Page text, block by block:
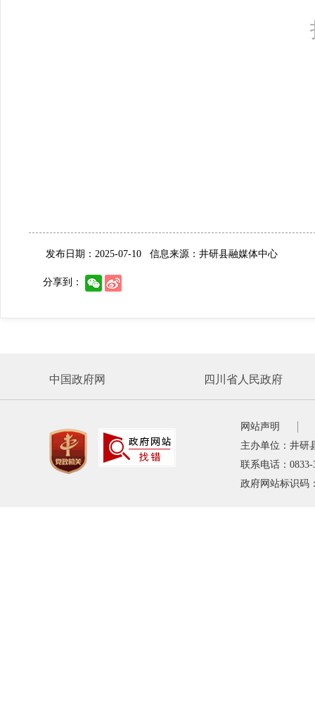
发布日期：2025-07-10 信息来源：井研县融媒体中心
分享到：
中国政府网 四川省人民政府
网站声明
主办单位：井研
联系电话：
政府网站标识码